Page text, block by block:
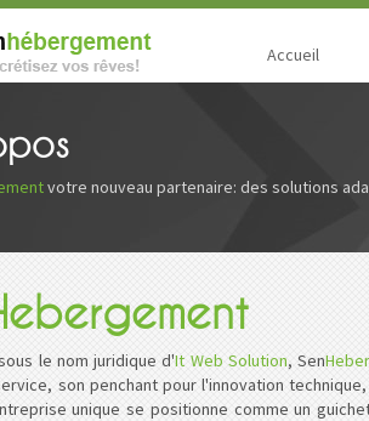
Accueil
votre nouveau partenaire: des solutions
le nom juridique d'It Web Solution, Sen
son penchant pour l'innovation
unique se positionne comme un